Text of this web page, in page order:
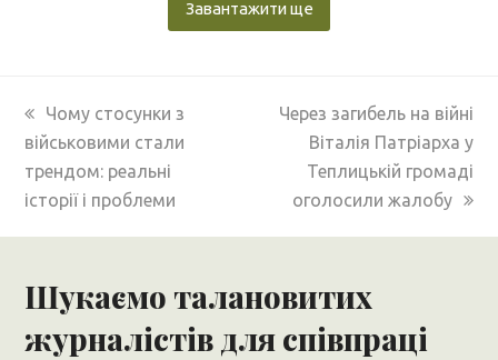
Завантажити ще
previous
post:
Чому стосунки з
військовими стали
трендом: реальні
історії і проблеми
next
post:
Через загибель на війні
Віталія Патріарха у
Теплицькій громаді
оголосили жалобу
Шукаємо талановитих
журналістів для співпраці